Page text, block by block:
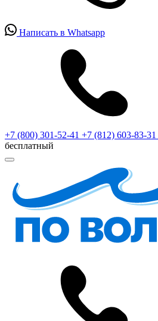
Написать в Whatsapp
+7 (800) 301-52-41 +7 (812) 603-83-31
бесплатный